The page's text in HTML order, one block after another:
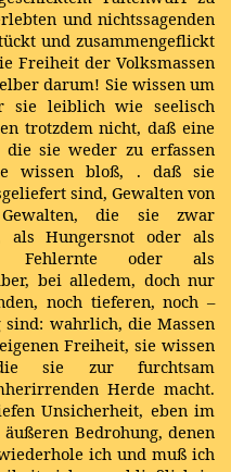
und nichtssagenden
und zusammengeflickt
Freiheit der Volksmassen
darum! Sie wissen um
sie leiblich wie seelisch
trotzdem nicht, daß eine
sie weder zu erfassen
wissen bloß, . daß sie
sind, Gewalten von
Gewalten, die sie zwar
als Hungersnot oder als
Fehlernte oder als
bei alledem, doch nur
noch tieferen, noch –
sind: wahrlich, die Massen
Freiheit, sie wissen
sie zur furchtsam
Herde macht.
Unsicherheit, eben im
Bedrohung, denen
ich und muß ich